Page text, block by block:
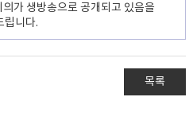
가 생방송으로 공개되고 있음을
립니다.
목록